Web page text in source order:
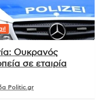
Ουκρανός
σε εταιρία
Politic.gr